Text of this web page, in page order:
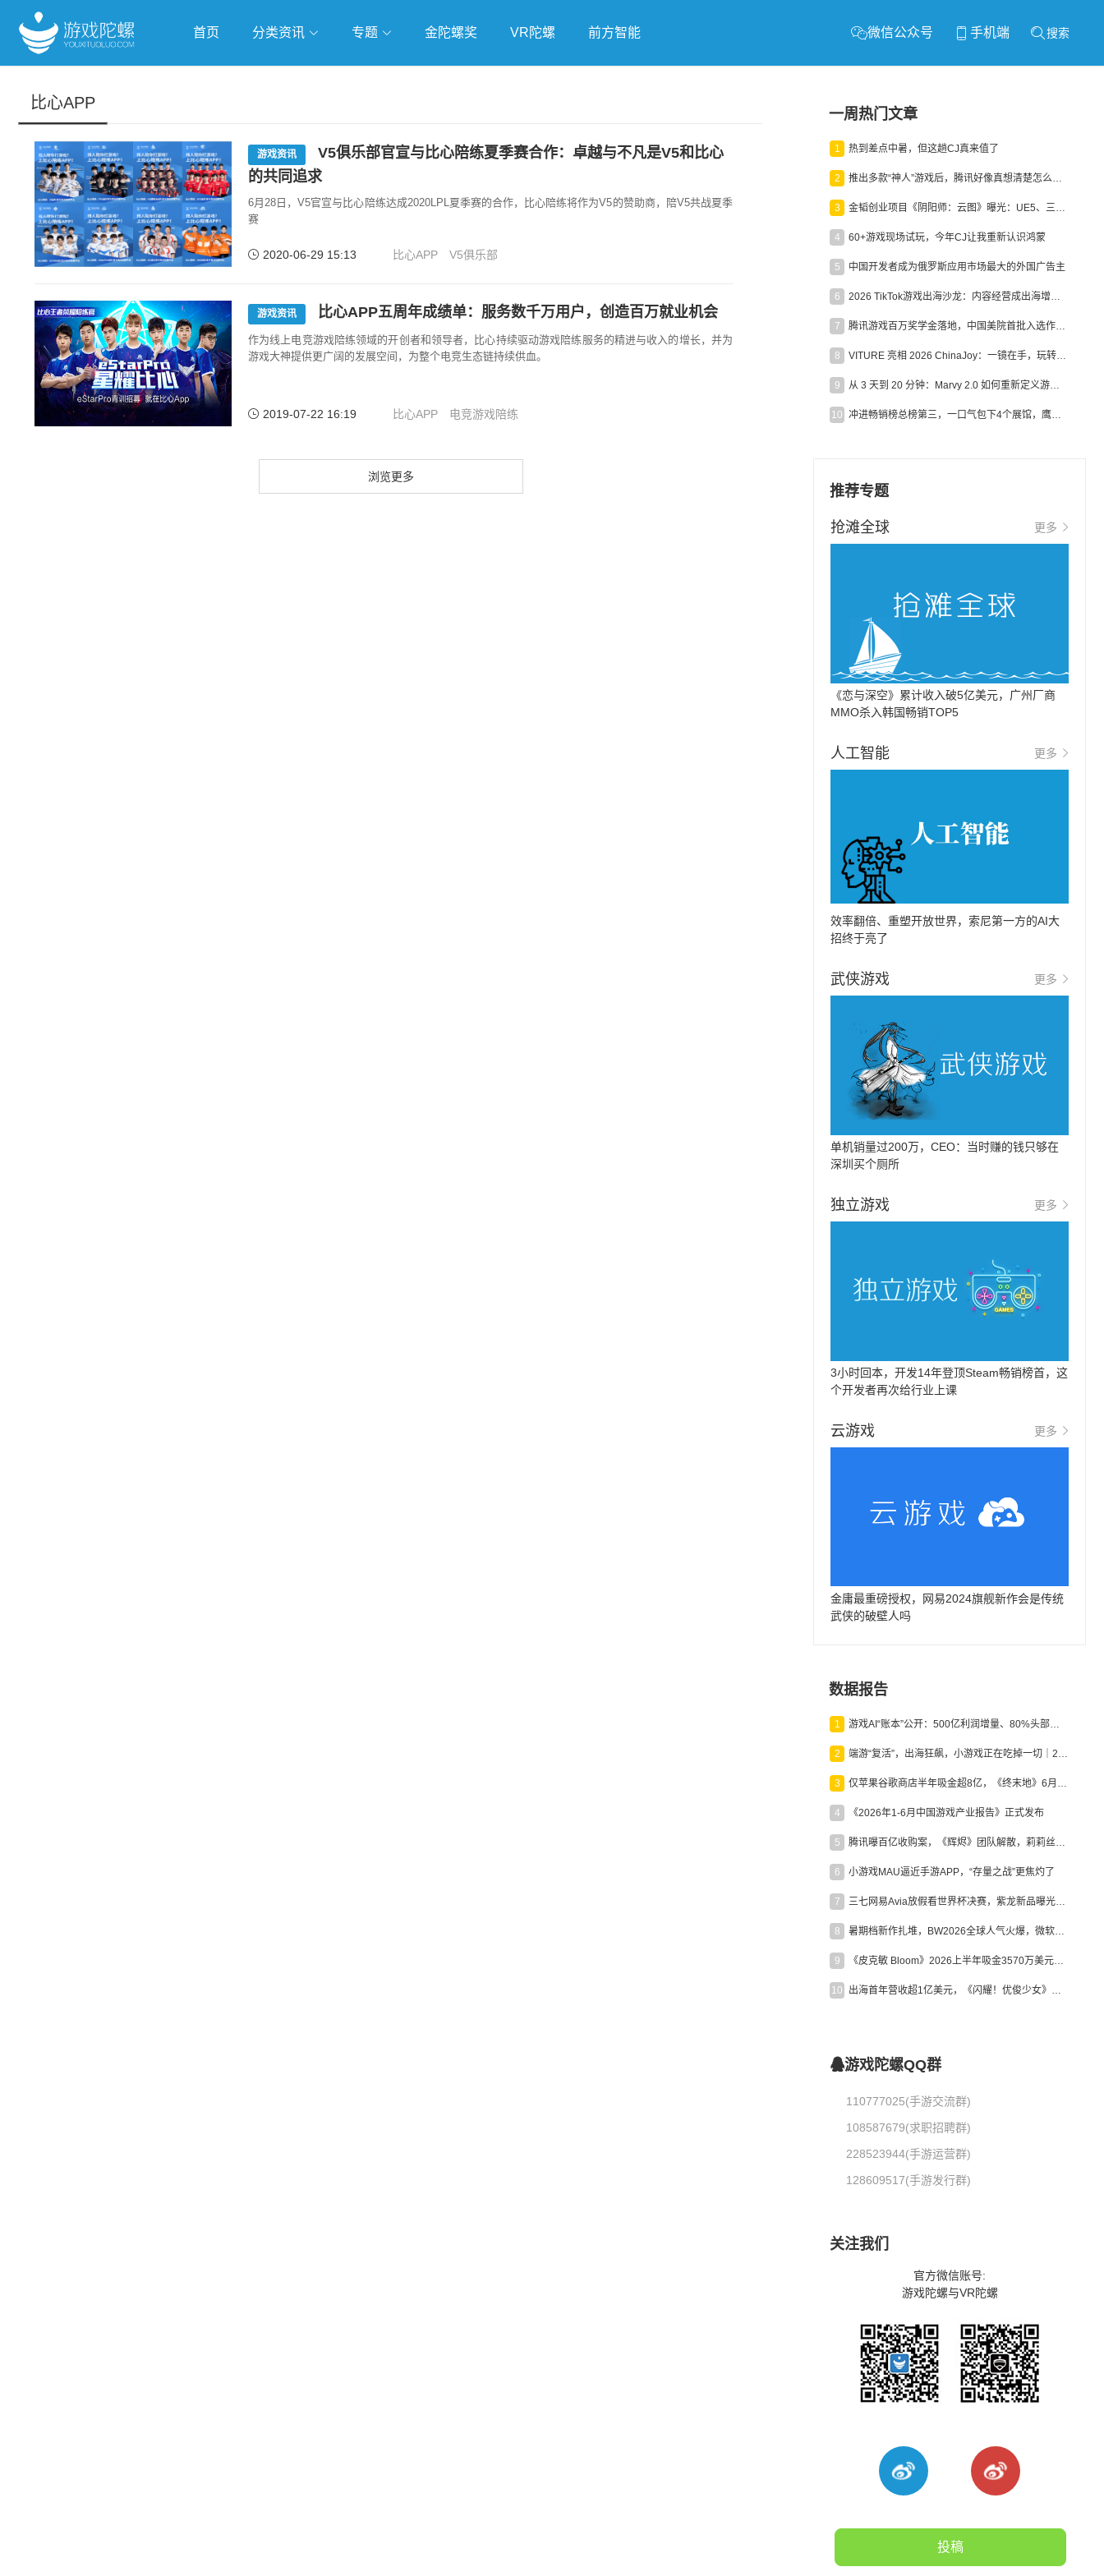
首页 分类资讯 专题 金陀螺奖 VR陀螺 前方智能 微信公众号 手机端 搜索
比心APP
游戏资讯
V5俱乐部官宣与比心陪练夏季赛合作：卓越与不凡是V5和比心
的共同追求
6月28日，V5官宣与比心陪练达成2020LPL夏季赛的合作，比心陪练将作为V5的赞助商，陪V5共战夏季
赛
2020-06-29 15:13 比心APP V5俱乐部
游戏资讯 比心APP五周年成绩单：服务数千万用户，创造百万就业机会
作为线上电竞游戏陪练领域的开创者和领导者，比心持续驱动游戏陪练服务的精进与收入的增长，并为
游戏大神提供更广阔的发展空间，为整个电竞生态链持续供血。
2019-07-22 16:19 比心APP 电竞游戏陪练
浏览更多
一周热门文章
1 热到差点中暑，但这趟CJ真来值了
2 推出多款“神人”游戏后，腾讯好像真想清楚怎么做二次元了
3 金韬创业项目《阴阳师：云图》曝光：UE5、三端互通、ARPG
4 60+游戏现场试玩，今年CJ让我重新认识鸿蒙
5 中国开发者成为俄罗斯应用市场最大的外国广告主
6 2026 TikTok游戏出海沙龙：内容经营成出海增长新引擎
7 腾讯游戏百万奖学金落地，中国美院首批入选作品获业内关注
8 VITURE 亮相 2026 ChinaJoy：一镜在手，玩转全场！
9 从 3 天到 20 分钟：Marvy 2.0 如何重新定义游戏出海营销效率？
10 冲进畅销榜总榜第三，一口气包下4个展馆，鹰角把嘉年华做爆了
推荐专题
抢滩全球 更多
《恋与深空》累计收入破5亿美元，广州厂商
MMO杀入韩国畅销TOP5
人工智能 更多
效率翻倍、重塑开放世界，索尼第一方的AI大
招终于亮了
武侠游戏 更多
单机销量过200万，CEO：当时赚的钱只够在
深圳买个厕所
独立游戏 更多
3小时回本，开发14年登顶Steam畅销榜首，这
个开发者再次给行业上课
云游戏 更多
金庸最重磅授权，网易2024旗舰新作会是传统
武侠的破壁人吗
数据报告
1 游戏AI“账本”公开：500亿利润增量、80%头部入局，谁在闷声发财？
2 端游“复活”，出海狂飙，小游戏正在吃掉一切｜2026上半年产业报告
3 仅苹果谷歌商店半年吸金超8亿，《终末地》6月份收入显著回暖
4 《2026年1-6月中国游戏产业报告》正式发布
5 腾讯曝百亿收购案，《辉烬》团队解散，莉莉丝新作曝光｜陀螺周报
6 小游戏MAU逼近手游APP，“存量之战”更焦灼了
7 三七网易Avia放假看世界杯决赛，紫龙新品曝光，米哈游新作上线 | 陀螺周报
8 暑期档新作扎堆，BW2026全球人气火爆，微软XBOX大裁员|陀螺周报
9 《皮克敏 Bloom》2026上半年吸金3570万美元，中国台湾成最大市场
10 出海首年营收超1亿美元，《闪耀！优俊少女》美国市场占比达七成
游戏陀螺QQ群
110777025(手游交流群)
108587679(求职招聘群)
228523944(手游运营群)
128609517(手游发行群)
关注我们
官方微信账号:
游戏陀螺与VR陀螺
投稿